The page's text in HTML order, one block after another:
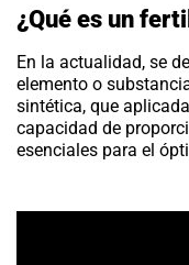
¿Qué es un
En la actualidad, se
elemento o
sintética, que
capacidad de
esenciales para el